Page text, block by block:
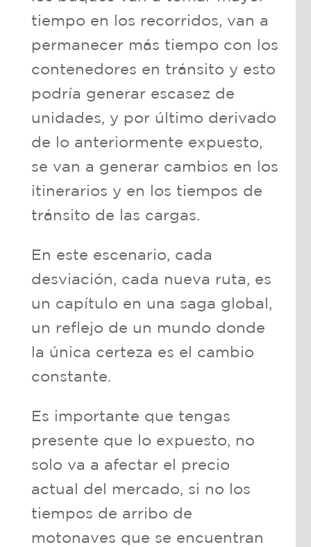
tiempo en los recorridos, van a
permanecer más tiempo con los
contenedores en tránsito y esto
podría generar escasez de
unidades, y por último derivado
de lo anteriormente expuesto,
se van a generar cambios en los
itinerarios y en los tiempos de
tránsito de las cargas.
En este escenario, cada
desviación, cada nueva ruta, es
un capítulo en una saga global,
un reflejo de un mundo donde
la única certeza es el cambio
constante.
Es importante que tengas
presente que lo expuesto, no
solo va a afectar el precio
actual del mercado, si no los
tiempos de arribo de
motonaves que se encuentran